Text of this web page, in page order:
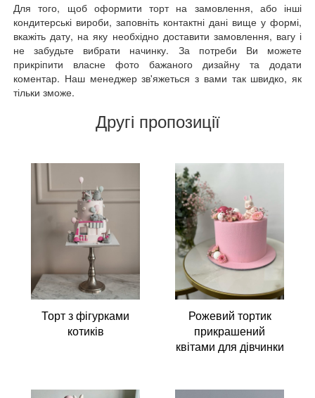
Для того, щоб оформити торт на замовлення, або інші
кондитерські вироби, заповніть контактні дані вище у формі,
вкажіть дату, на яку необхідно доставити замовлення, вагу і
не забудьте вибрати начинку. За потреби Ви можете
прикріпити власне фото бажаного дизайну та додати
коментар. Наш менеджер зв'яжеться з вами так швидко, як
тільки зможе.
Другі пропозиції
Торт з фігурками
котиків
Рожевий тортик
прикрашений
квітами для дівчинки